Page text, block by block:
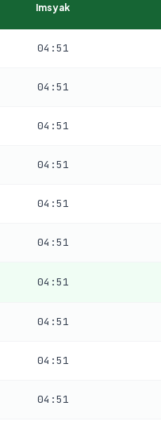
Imsyak
04:51
04:51
04:51
04:51
04:51
04:51
04:51
04:51
04:51
04:51